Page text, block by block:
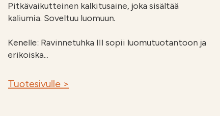
Pitkävaikutteinen kalkitusaine, joka sisältää
kaliumia. Soveltuu luomuun.
Kenelle: Ravinnetuhka III sopii luomutuotantoon ja
erikoiska...
Tuotesivulle >